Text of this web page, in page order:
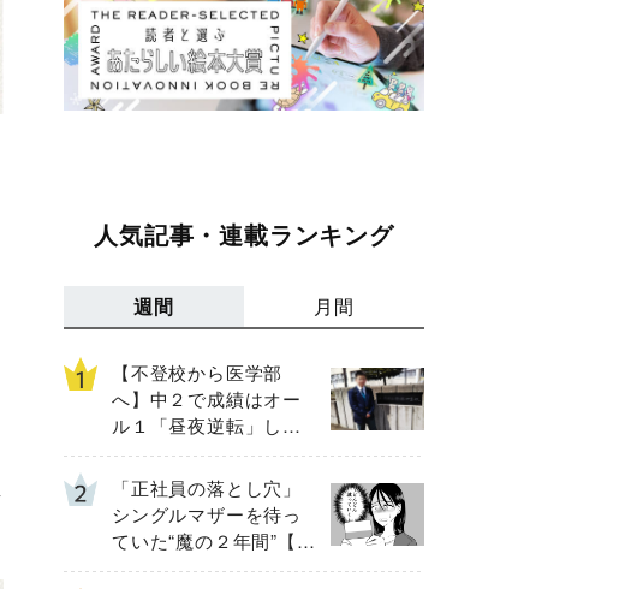
人気記事・連載ランキング
週間 月間
【不登校から医学部
へ】中２で成績はオー
ル１「昼夜逆転」した
わが子を”夜遊び”に連れ
出した母の気づき
「正社員の落とし穴」
シングルマザーを待っ
ていた“魔の２年間”【後
編】